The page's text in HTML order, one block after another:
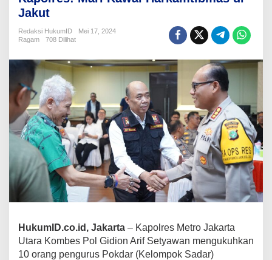
Kapolres:
Kawal
Harkamtibmas
Jakut
Jakut
Redaksi HukumID
Mei 17, 2024
Ragam
708 Dilihat
HukumID.co.id, Jakarta – Kapolres Metro Jakarta
Utara Kombes Pol Gidion Arif Setyawan mengukuhkan
10 orang pengurus Pokdar (Kelompok Sadar)